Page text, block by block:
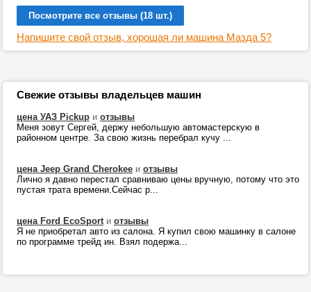
Посмотрите все отзывы (18 шт.)
Напишите свой отзыв, хорошая ли машина Мазда 5?
Свежие отзывы владельцев машин
цена УАЗ Pickup и отзывы
Меня зовут Сергей, держу небольшую автомастерскую в
районном центре. За свою жизнь перебрал кучу ...
цена Jeep Grand Cherokee и отзывы
Лично я давно перестал сравниваю цены вручную, потому что это
пустая трата времени.Сейчас р...
цена Ford EcoSportи отзывы
Я не приобретал авто из салона. Я купил свою машинку в салоне
по программе трейд ин. Взял подержа...